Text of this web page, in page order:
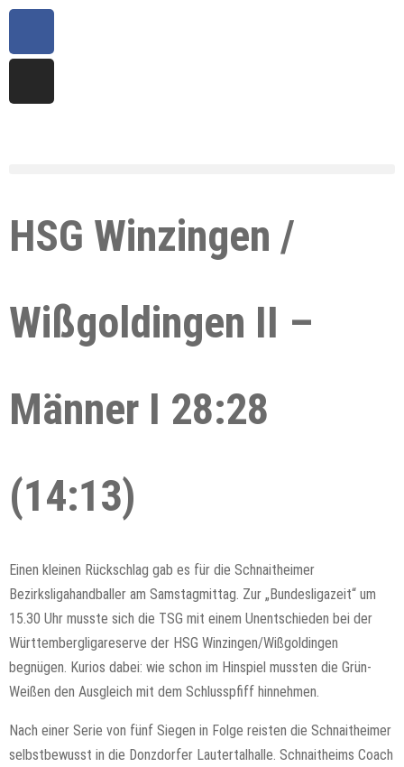
HSG Winzingen /
Wißgoldingen II –
Männer I 28:28
(14:13)
Einen kleinen Rückschlag gab es für die Schnaitheimer
Bezirksligahandballer am Samstagmittag. Zur „Bundesligazeit“ um
15.30 Uhr musste sich die TSG mit einem Unentschieden bei der
Württembergligareserve der HSG Winzingen/Wißgoldingen
begnügen. Kurios dabei: wie schon im Hinspiel mussten die Grün-
Weißen den Ausgleich mit dem Schlusspfiff hinnehmen.
Nach einer Serie von fünf Siegen in Folge reisten die Schnaitheimer
selbstbewusst in die Donzdorfer Lautertalhalle. Schnaitheims Coach